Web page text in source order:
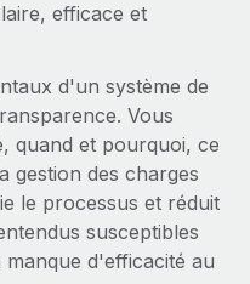
efficace et
d'un système de
Vous
quand et pourquoi, ce
gestion des charges
le processus et réduit
susceptibles
d'efficacité au